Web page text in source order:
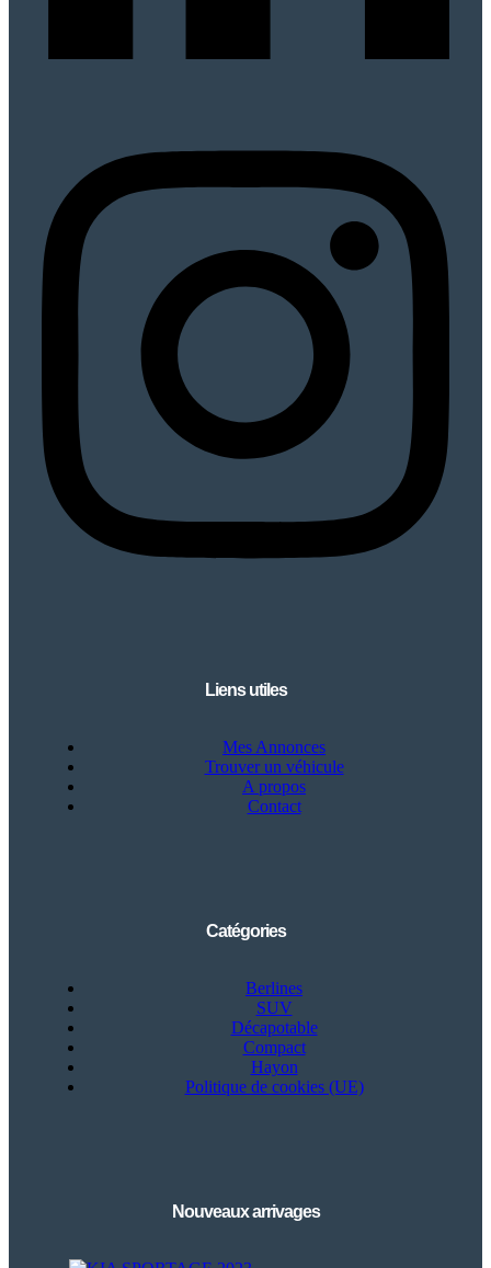
Liens utiles
Mes Annonces
Trouver un véhicule
A propos
Contact
Catégories
Berlines
SUV
Décapotable
Compact
Hayon
Politique de cookies (UE)
Nouveaux arrivages
Besoin d'aide?